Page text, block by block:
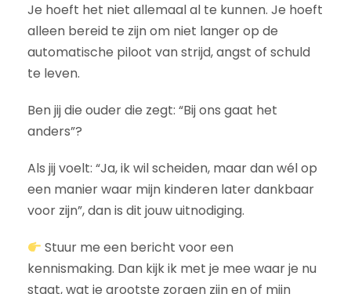
Je hoeft het niet allemaal al te kunnen. Je hoeft
alleen bereid te zijn om niet langer op de
automatische piloot van strijd, angst of schuld
te leven.
Ben jij die ouder die zegt: “Bij ons gaat het
anders”?
Als jij voelt: “Ja, ik wil scheiden, maar dan wél op
een manier waar mijn kinderen later dankbaar
voor zijn”, dan is dit jouw uitnodiging.
Stuur me een bericht voor een
kennismaking. Dan kijk ik met je mee waar je nu
staat, wat je grootste zorgen zijn en of mijn